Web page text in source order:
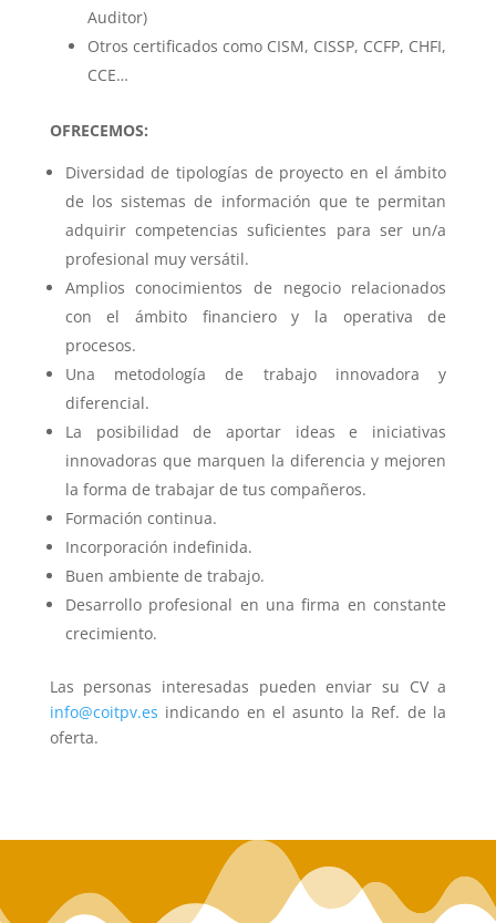
Auditor)
Otros certificados como CISM, CISSP, CCFP, CHFI,
CCE…
OFRECEMOS:
Diversidad de tipologías de proyecto en el ámbito
de los sistemas de información que te permitan
adquirir competencias suficientes para ser un/a
profesional muy versátil.
Amplios conocimientos de negocio relacionados
con el ámbito financiero y la operativa de
procesos.
Una metodología de trabajo innovadora y
diferencial.
La posibilidad de aportar ideas e iniciativas
innovadoras que marquen la diferencia y mejoren
la forma de trabajar de tus compañeros.
Formación continua.
Incorporación indefinida.
Buen ambiente de trabajo.
Desarrollo profesional en una firma en constante
crecimiento.
Las personas interesadas pueden enviar su CV a
info@coitpv.es indicando en el asunto la Ref. de la
oferta.